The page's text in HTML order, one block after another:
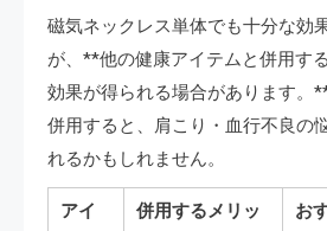
磁気ネックレス単体でも十分な効
が、**他の健康アイテムと併用す
効果が得られる場合があります。
併用すると、肩こり・血行不良の
れるかもしれません。
アイ
併用するメリッ
お